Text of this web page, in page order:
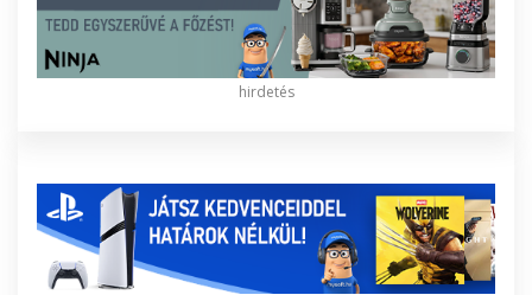
hirdetés